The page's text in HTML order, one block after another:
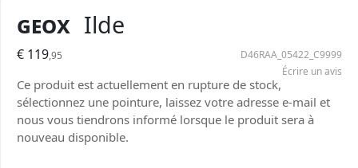
Geox Ilde
€ 119,95
D46RAA_05422_C9999
Écrire un avis
Ce produit est actuellement en rupture de stock,
sélectionnez une pointure, laissez votre adresse e-mail et
nous vous tiendrons informé lorsque le produit sera à
nouveau disponible.